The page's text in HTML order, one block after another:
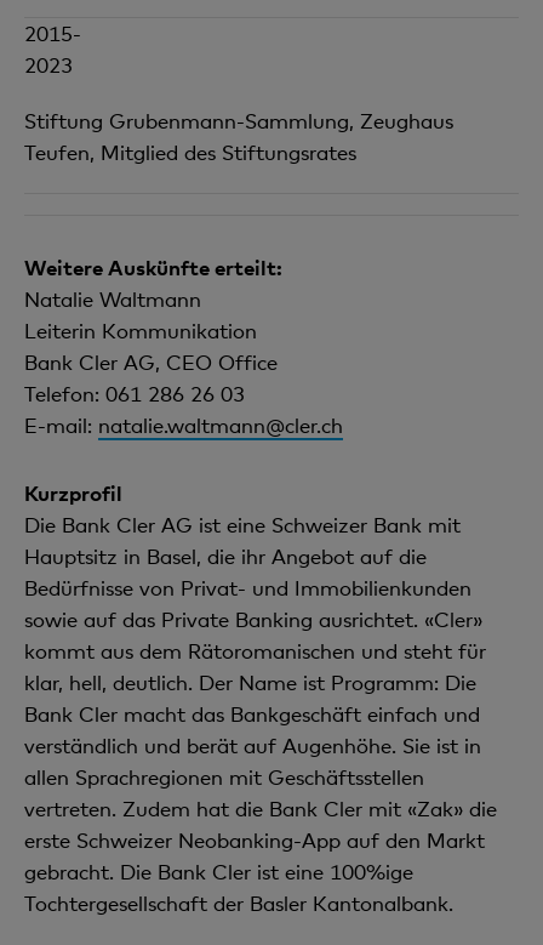
2015-
2023
Stiftung Grubenmann-Sammlung, Zeughaus
Teufen, Mitglied des Stiftungsrates
Weitere Auskünfte erteilt:
Natalie Waltmann
Leiterin Kommunikation
Bank Cler AG, CEO Office
Telefon: 061 286 26 03
E-mail: natalie.waltmann@cler.ch
Kurzprofil
Die Bank Cler AG ist eine Schweizer Bank mit
Hauptsitz in Basel, die ihr Angebot auf die
Bedürfnisse von Privat- und Immobilienkunden
sowie auf das Private Banking ausrichtet. «Cler»
kommt aus dem Rätoromanischen und steht für
klar, hell, deutlich. Der Name ist Programm: Die
Bank Cler macht das Bankgeschäft einfach und
verständlich und berät auf Augenhöhe. Sie ist in
allen Sprachregionen mit Geschäftsstellen
vertreten. Zudem hat die Bank Cler mit «Zak» die
erste Schweizer Neobanking-App auf den Markt
gebracht. Die Bank Cler ist eine 100%ige
Tochtergesellschaft der Basler Kantonalbank.